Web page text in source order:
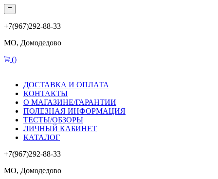
+7(967)292-88-33
МО, Домодедово
()
ДОСТАВКА И ОПЛАТА
КОНТАКТЫ
О МАГАЗИНЕ/ГАРАНТИИ
ПОЛЕЗНАЯ ИНФОРМАЦИЯ
ТЕСТЫ/ОБЗОРЫ
ЛИЧНЫЙ КАБИНЕТ
КАТАЛОГ
+7(967)292-88-33
МО, Домодедово